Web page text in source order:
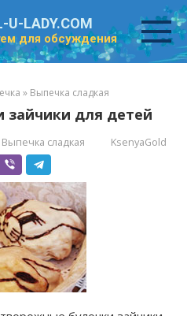
U-LADY.COM
для обсуждения
» Выпечка сладкая
для детей
Выпечка сладкая KsenyaGold